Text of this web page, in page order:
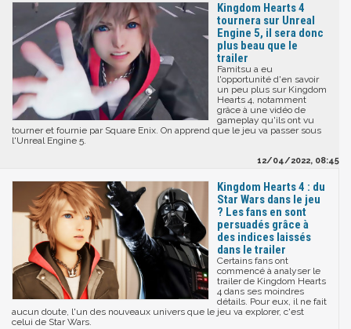
Kingdom Hearts 4
tournera sur Unreal
Engine 5, il sera donc
plus beau que le
trailer
Famitsu a eu
l'opportunité d'en savoir
un peu plus sur Kingdom
Hearts 4, notamment
grâce à une vidéo de
gameplay qu'ils ont vu
tourner et fournie par Square Enix. On apprend que le jeu va passer sous
l'Unreal Engine 5.
12/04/2022, 08:45
Kingdom Hearts 4 : du
Star Wars dans le jeu
? Les fans en sont
persuadés grâce à
des indices laissés
dans le trailer
Certains fans ont
commencé à analyser le
trailer de Kingdom Hearts
4 dans ses moindres
détails. Pour eux, il ne fait
aucun doute, l'un des nouveaux univers que le jeu va explorer, c'est
celui de Star Wars.